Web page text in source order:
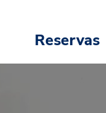
Reservas